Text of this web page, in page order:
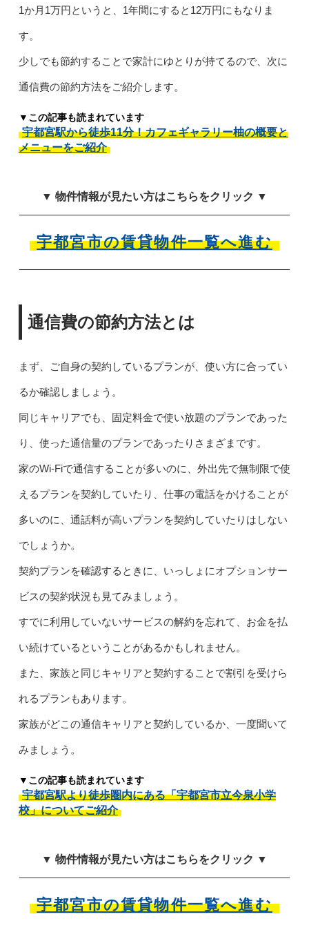
1か月1万円というと、1年間にすると12万円にもなりま
す。
少しでも節約することで家計にゆとりが持てるので、次に
通信費の節約方法をご紹介します。
▼この記事も読まれています
宇都宮駅から徒歩11分！カフェギャラリー柚の概要と
メニューをご紹介
▼ 物件情報が見たい方はこちらをクリック ▼
宇都宮市の賃貸物件一覧へ進む
通信費の節約方法とは
まず、ご自身の契約しているプランが、使い方に合ってい
るか確認しましょう。
同じキャリアでも、固定料金で使い放題のプランであった
り、使った通信量のプランであったりさまざまです。
家のWi-Fiで通信することが多いのに、外出先で無制限で使
えるプランを契約していたり、仕事の電話をかけることが
多いのに、通話料が高いプランを契約していたりはしない
でしょうか。
契約プランを確認するときに、いっしょにオプションサー
ビスの契約状況も見てみましょう。
すでに利用していないサービスの解約を忘れて、お金を払
い続けているということがあるかもしれません。
また、家族と同じキャリアと契約することで割引を受けら
れるプランもあります。
家族がどこの通信キャリアと契約しているか、一度聞いて
みましょう。
▼この記事も読まれています
宇都宮駅より徒歩圏内にある「宇都宮市立今泉小学
校」についてご紹介
▼ 物件情報が見たい方はこちらをクリック ▼
宇都宮市の賃貸物件一覧へ進む